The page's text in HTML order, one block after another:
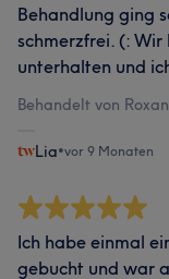
Behandlung ging
schmerzfrei. (:
unterhalten und
Behandelt von
Lia•vor 9 Monaten
Ich habe einmal
gebucht und war